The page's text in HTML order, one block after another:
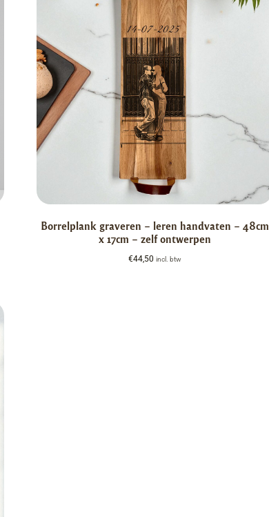
Borrelplank graveren – leren handvaten – 48cm
x 17cm – zelf ontwerpen
€44,50 incl. btw